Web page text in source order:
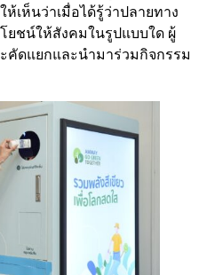
เห็นว่าเมื่อได้รู้ว่าปลายทาง
ยชน์ให้สังคมในรูปแบบใด ผู้
คัดแยกและนำมาร่วมกิจกรรม